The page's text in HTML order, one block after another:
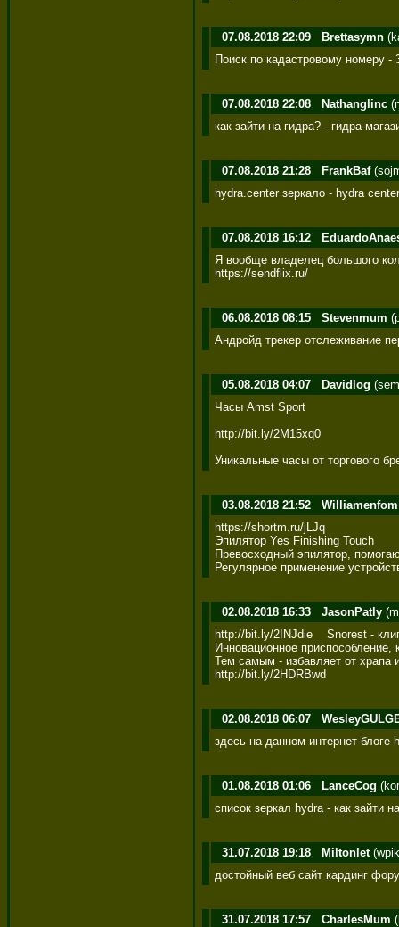
07.08.2018 22:09 Brettasymn
Поиск по кадастровому номеру -
07.08.2018 22:08 Nathanglinc
как зайти на гидра? - гидра
07.08.2018 21:28 FrankBaf
hydra.center зеркало - hydra
07.08.2018 16:12
Я вообще владелец большого
https://sendflix.ru/
06.08.2018 08:15 Stevenmum
Андройд трекер отслеживание
05.08.2018 04:07 Davidlog
Часы Amst Sport
http://bit.ly/2M15xq0
Уникальные часы от торгового
03.08.2018 21:52 Williamenfom
https://shortm.ru/jLJq
Эпилятор Yes Finishing Touch
Превосходный эпилятор,
Регулярное применение
02.08.2018 16:33 JasonPatly
http://bit.ly/2INJdie    Snorest -
Инновационное
Тем самым - избавляет от
http://bit.ly/2HDRBwd
02.08.2018 06:07
здесь на данном интернет-
01.08.2018 01:06 LanceCog
список зеркал hydra - как зайти
31.07.2018 19:18 Miltonlet
достойный веб сайт кардинг
31.07.2018 17:57 CharlesMum